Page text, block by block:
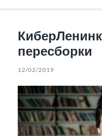
пересборки
12/02/2019